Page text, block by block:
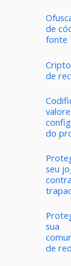
de
fonte
de
do
seu
contra
sua
de